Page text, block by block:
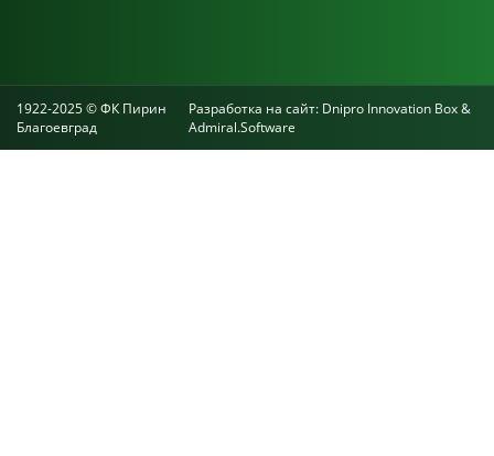
1922-2025 © ФК Пирин
Благоевград
Разработка на сайт: Dnipro Innovation Box&
Admiral.Software